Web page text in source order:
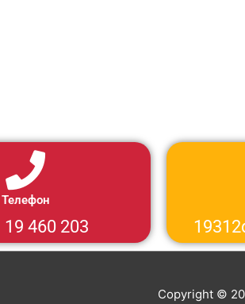
Телефон
19 460 203
Copyright ©